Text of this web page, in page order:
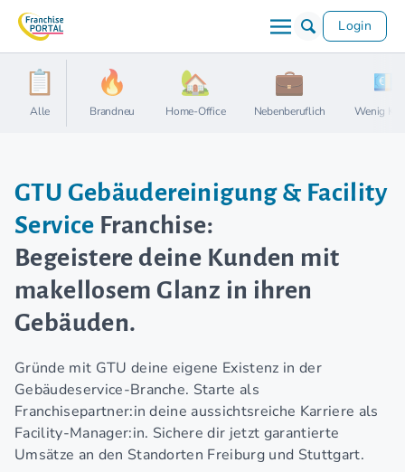
Login
Alle Brandneu Home-Office Nebenberuflich Wenig
GTU Gebäudereinigung & Facility
Service Franchise:
Begeistere deine Kunden mit
makellosem Glanz in ihren
Gebäuden.
Gründe mit GTU deine eigene Existenz in der
Gebäudeservice-Branche. Starte als
Franchisepartner:in deine aussichtsreiche Karriere als
Facility-Manager:in. Sichere dir jetzt garantierte
Umsätze an den Standorten Freiburg und Stuttgart.